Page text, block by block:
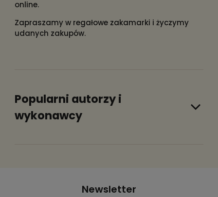
online.
Zapraszamy w regałowe zakamarki i życzymy
udanych zakupów.
Popularni autorzy i
wykonawcy
Newsletter